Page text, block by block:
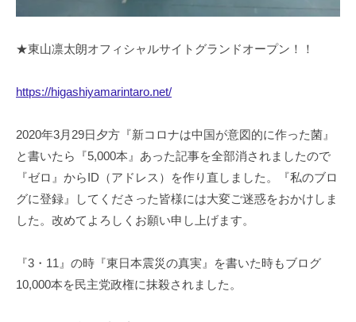
★東山凛太朗オフィシャルサイトグランドオープン！！
https://higashiyamarintaro.net/
2020年3月29日夕方『新コロナは中国が意図的に作った菌』
と書いたら『5,000本』あった記事を全部消されましたので
『ゼロ』からID（アドレス）を作り直しました。『私のブロ
グに登録』してくださった皆様には大変ご迷惑をおかけしま
した。改めてよろしくお願い申し上げます。
『3・11』の時『東日本震災の真実』を書いた時もブログ
10,000本を民主党政権に抹殺されました。